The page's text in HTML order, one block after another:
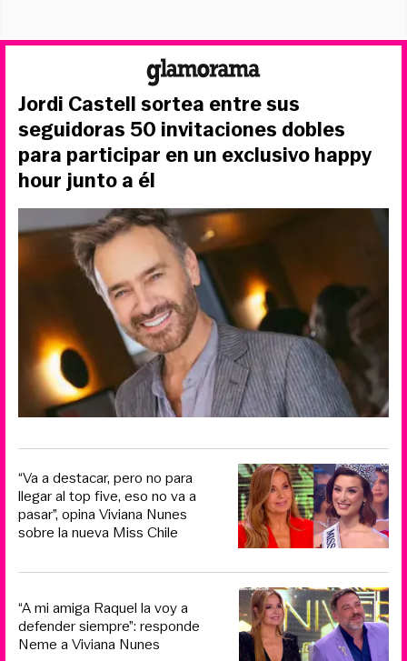
Jordi Castell sortea entre sus
seguidoras 50 invitaciones dobles
para participar en un exclusivo happy
hour junto a él
“Va a destacar, pero no para
llegar al top five, eso no va a
pasar”, opina Viviana Nunes
sobre la nueva Miss Chile
“A mi amiga Raquel la voy a
defender siempre”: responde
Neme a Viviana Nunes